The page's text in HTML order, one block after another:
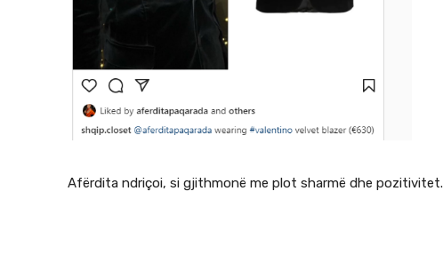
Afërdita ndriçoi, si gjithmonë me plot sharmë dhe pozitivitet.